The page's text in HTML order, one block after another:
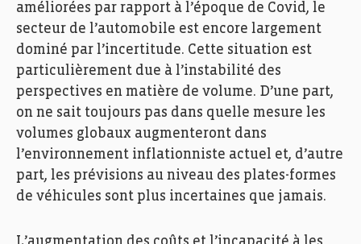
améliorées par rapport à l’époque de Covid, le
secteur de l’automobile est encore largement
dominé par l’incertitude. Cette situation est
particulièrement due à l’instabilité des
perspectives en matière de volume. D’une part,
on ne sait toujours pas dans quelle mesure les
volumes globaux augmenteront dans
l’environnement inflationniste actuel et, d’autre
part, les prévisions au niveau des plates-formes
de véhicules sont plus incertaines que jamais.